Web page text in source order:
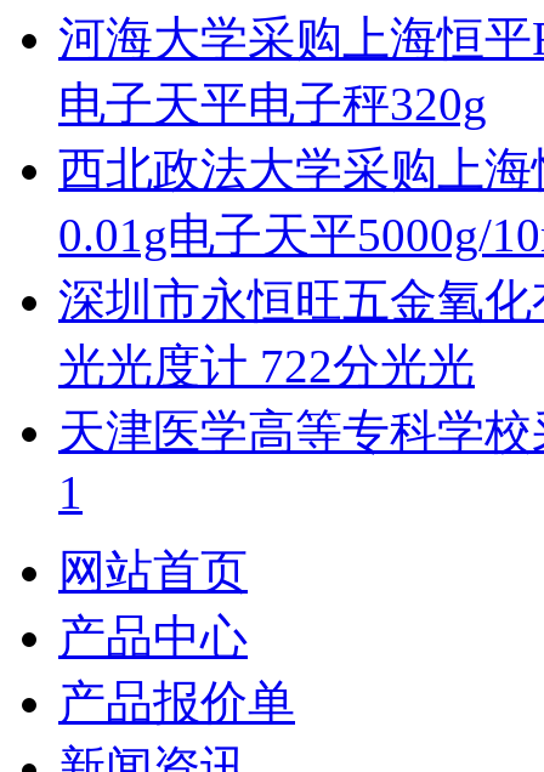
河海大学采购上海恒
电子天平电子秤320g
西北政法大学采购上
0.01g电子天平5000g/
深圳市永恒旺五金氧
光光度计 722分光光
天津医学高等专科学
1
网站首页
产品中心
产品报价单